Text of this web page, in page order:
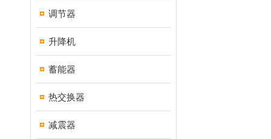
调节器
升降机
蓄能器
热交换器
减震器